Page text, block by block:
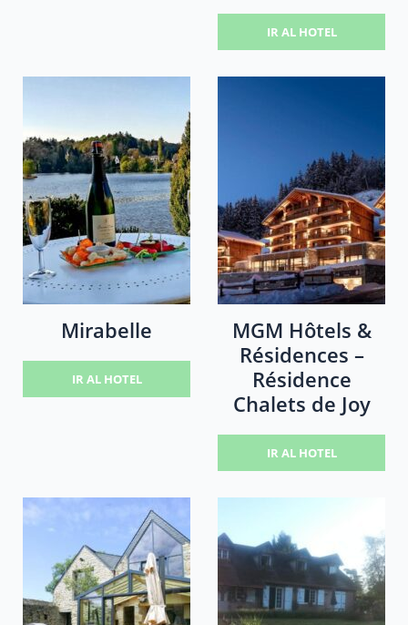
IR AL HOTEL
Mirabelle
IR AL HOTEL
MGM Hôtels &
Résidences –
Résidence
Chalets de Joy
IR AL HOTEL